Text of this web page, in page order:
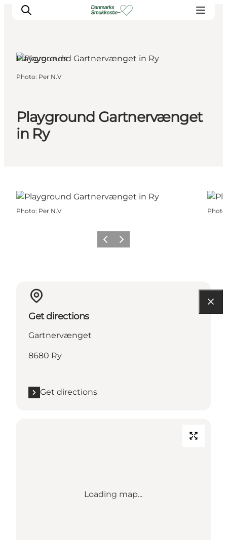
Plan your trip
Playground Gartnervænget
in Ry
Playgrounds
Photo: Per N.V
Photo: Per N.V Photo
Previous slide
Next slide
Get directions
Gartnervænget
8680 Ry
Get directions
Loading map...